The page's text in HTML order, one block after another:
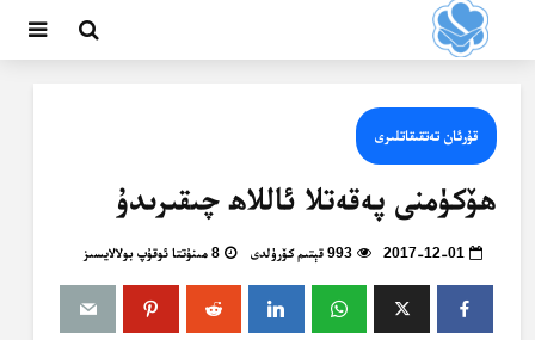
قۇرئان تەتقىقاتلىرى
ھۆكۈمنى پەقەتلا ئاللاھ چىقىرىدۇ
2017-12-01 993 قېتىم كۆرۈلدى 8 مىنۇتتا ئوقۇپ بولالايسىز